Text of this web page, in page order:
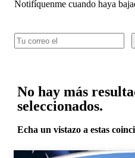
Notifíquenme cuando haya
No hay más
seleccionados.
Echa un vistazo a estas